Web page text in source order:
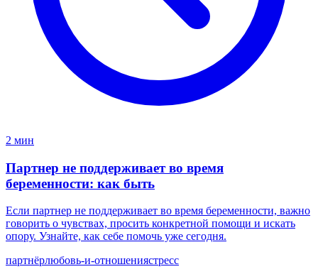
2 мин
Партнер не поддерживает во время
беременности: как быть
Если партнер не поддерживает во время беременности, важно
говорить о чувствах, просить конкретной помощи и искать
опору. Узнайте, как себе помочь уже сегодня.
партнёрлюбовь-и-отношениястресс